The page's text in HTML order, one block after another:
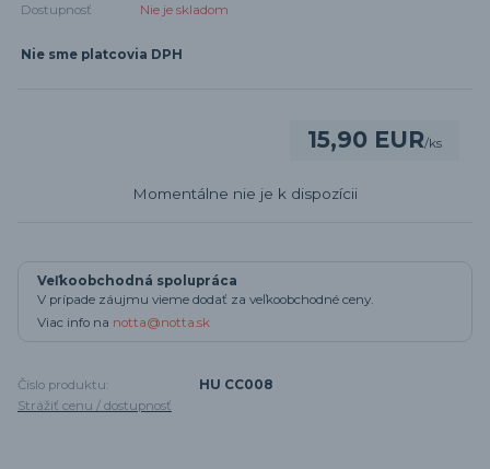
Dostupnosť Nie je skladom
Nie sme platcovia DPH
15,90 EUR/ks
Momentálne nie je k dispozícii
Veľkoobchodná spolupráca
V prípade záujmu vieme dodať za veľkoobchodné ceny.
Viac info na notta@notta.sk
Číslo produktu:
HU CC008
Strážiť cenu / dostupnosť